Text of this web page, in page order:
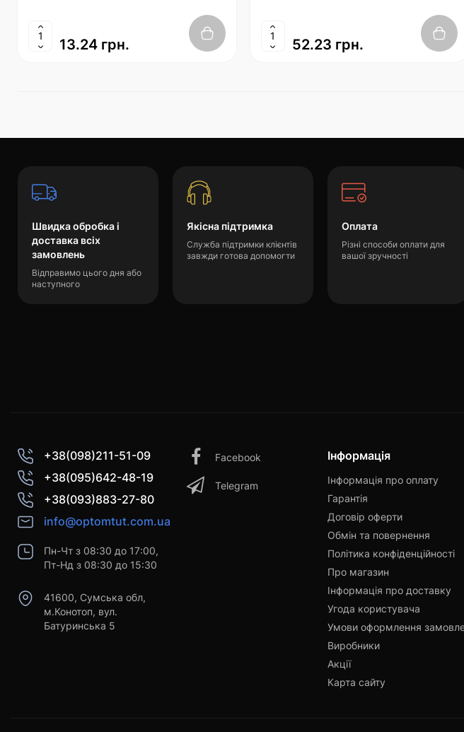
13.24 грн. 52.23 грн.
Швидка обробка і
доставка всіх
замовлень
Відправимо цього дня або
наступного
Якісна підтримка
Служба підтримки клієнтів
завжди готова допомогти
Оплата
Різні способи оплати для
вашої зручності
+38(098)211-51-09
+38(095)642-48-19
+38(093)883-27-80
info@optomtut.com.ua
Пн-Чт з 08:30 до 17:00,
Пт-Нд з 08:30 до 15:30
41600, Сумська обл,
м.Конотоп, вул.
Батуринська 5
Facebook
Telegram
Інформація
Інформація про оплату
Гарантія
Договір оферти
Обмін та повернення
Політика конфіденційності
Про магазин
Інформація про доставку
Угода користувача
Умови оформлення
Виробники
Акції
Карта сайту